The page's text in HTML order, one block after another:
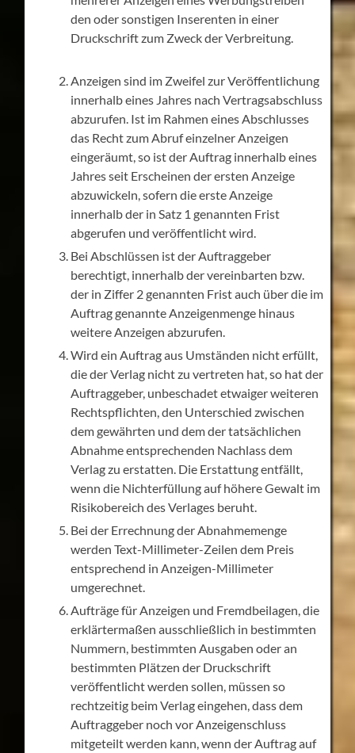
den oder sonstigen Inserenten in einer
Druckschrift zum Zweck der Verbreitung.
Anzeigen sind im Zweifel zur Veröffentlichung
innerhalb eines Jahres nach Vertragsabschluss
abzurufen. Ist im Rahmen eines Abschlusses
das Recht zum Abruf einzelner Anzeigen
eingeräumt, so ist der Auftrag innerhalb eines
Jahres seit Erscheinen der ersten Anzeige
abzuwickeln, sofern die erste Anzeige
innerhalb der in Satz 1 genannten Frist
abgerufen und veröffentlicht wird.
Bei Abschlüssen ist der Auftraggeber
berechtigt, innerhalb der vereinbarten bzw.
der in Ziffer 2 genannten Frist auch über die im
Auftrag genannte Anzeigenmenge hinaus
weitere Anzeigen abzurufen.
Wird ein Auftrag aus Umständen nicht erfüllt,
die der Verlag nicht zu vertreten hat, so hat der
Auftraggeber, unbeschadet etwaiger weiteren
Rechtspflichten, den Unterschied zwischen
dem gewährten und dem der tatsächlichen
Abnahme entsprechenden Nachlass dem
Verlag zu erstatten. Die Erstattung entfällt,
wenn die Nichterfüllung auf höhere Gewalt im
Risikobereich des Verlages beruht.
Bei der Errechnung der Abnahmemenge
werden Text-Millimeter-Zeilen dem Preis
entsprechend in Anzeigen-Millimeter
umgerechnet.
Aufträge für Anzeigen und Fremdbeilagen, die
erklärtermaßen ausschließlich in bestimmten
Nummern, bestimmten Ausgaben oder an
bestimmten Plätzen der Druckschrift
veröffentlicht werden sollen, müssen so
rechtzeitig beim Verlag eingehen, dass dem
Auftraggeber noch vor Anzeigenschluss
mitgeteilt werden kann, wenn der Auftrag auf